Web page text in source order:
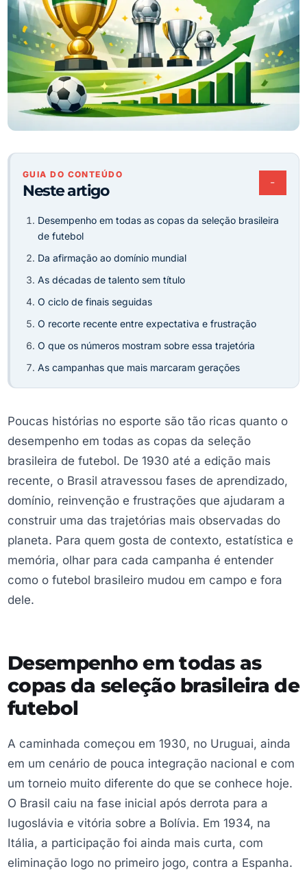
GUIA DO CONTEÚDO
Neste artigo −
Desempenho em todas as copas da seleção brasileira
de futebol
Da afirmação ao domínio mundial
As décadas de talento sem título
O ciclo de finais seguidas
O recorte recente entre expectativa e frustração
O que os números mostram sobre essa trajetória
As campanhas que mais marcaram gerações
Poucas histórias no esporte são tão ricas quanto o
desempenho em todas as copas da seleção
brasileira de futebol. De 1930 até a edição mais
recente, o Brasil atravessou fases de aprendizado,
domínio, reinvenção e frustrações que ajudaram a
construir uma das trajetórias mais observadas do
planeta. Para quem gosta de contexto, estatística e
memória, olhar para cada campanha é entender
como o futebol brasileiro mudou em campo e fora
dele.
Desempenho em todas as
copas da seleção brasileira de
futebol
A caminhada começou em 1930, no Uruguai, ainda
em um cenário de pouca integração nacional e com
um torneio muito diferente do que se conhece hoje.
O Brasil caiu na fase inicial após derrota para a
Iugoslávia e vitória sobre a Bolívia. Em 1934, na
Itália, a participação foi ainda mais curta, com
eliminação logo no primeiro jogo, contra a Espanha.